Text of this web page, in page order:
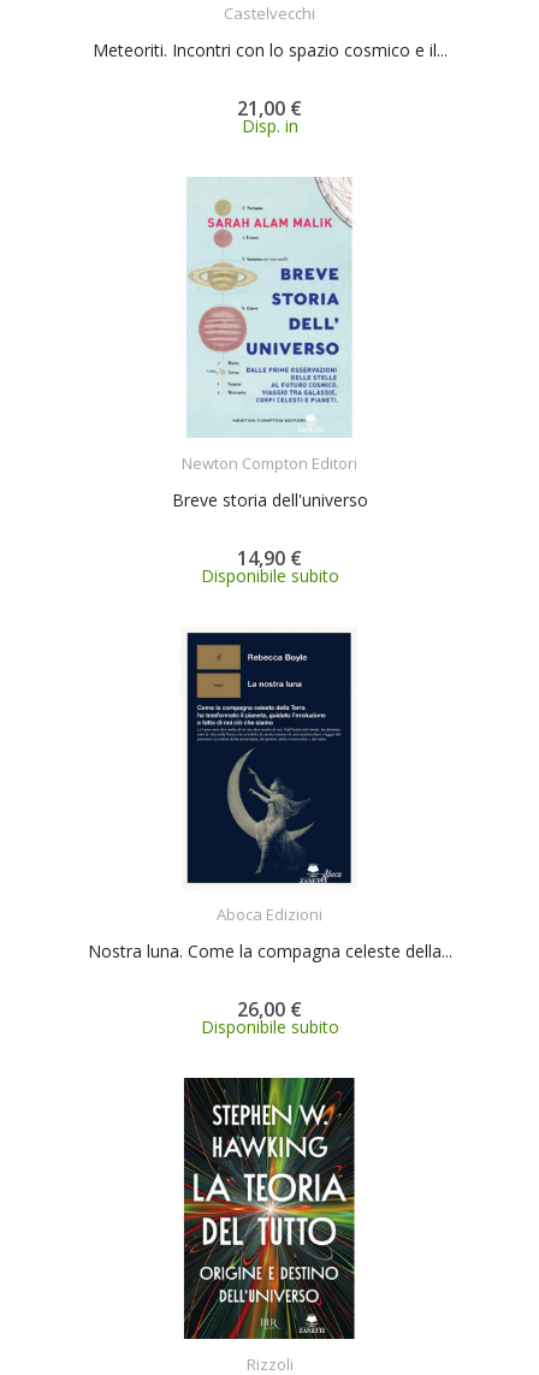
Castelvecchi
Meteoriti. Incontri con lo spazio cosmico e il...
21,00 €
Disp. in
Newton Compton Editori
Breve storia dell'universo
14,90 €
Disponibile subito
Aboca Edizioni
Nostra luna. Come la compagna celeste della...
26,00 €
Disponibile subito
Rizzoli